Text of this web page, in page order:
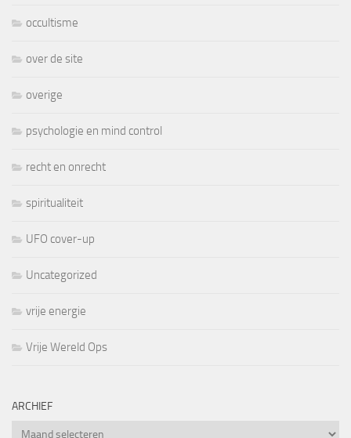
occultisme
over de site
overige
psychologie en mind control
recht en onrecht
spiritualiteit
UFO cover-up
Uncategorized
vrije energie
Vrije Wereld Ops
ARCHIEF
Archief